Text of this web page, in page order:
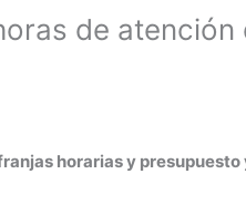
de atención
horarias y presupuesto